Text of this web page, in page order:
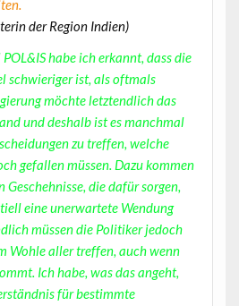
der Region Indien)
habe ich erkannt, dass die
schwieriger ist, als oftmals
möchte letztendlich das
und deshalb ist es manchmal
zu treffen, welche
gefallen müssen. Dazu kommen
die dafür sorgen,
eine unerwartete Wendung
müssen die Politiker jedoch
Wohle aller treffen, auch wenn
Ich habe, was das angeht,
für bestimmte